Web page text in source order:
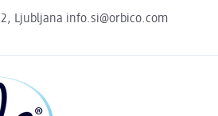
Ljubljana info.si@orbico.com